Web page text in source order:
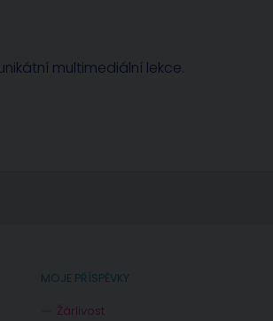
multimediální lekce.
MOJE PŘÍSPĚVKY
Žárlivost